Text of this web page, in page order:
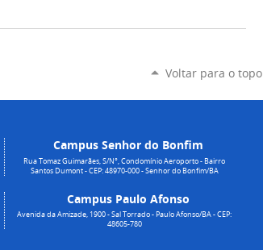
Voltar para o topo
Campus Senhor do Bonfim
Rua Tomaz Guimarães, S/N°, Condomínio Aeroporto - Bairro
Santos Dumont - CEP: 48970-000 - Senhor do Bonfim/BA
Campus Paulo Afonso
Avenida da Amizade, 1900 - Sal Torrado - Paulo Afonso/BA - CEP:
48605-780